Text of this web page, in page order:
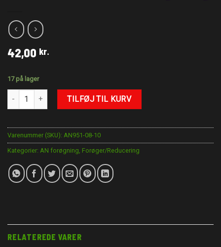
42,00 kr.
17 på lager
AN-8 - AN-10 Forøgning antal
TILFØJ TIL KURV
Varenummer (SKU): AN951-08-10
Kategorier: AN forøgning Forøger/Reducering
RELATEREDE VARER